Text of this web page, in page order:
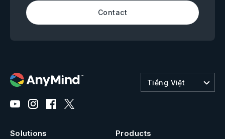
Contact
Tiếng Việt
Solutions Products